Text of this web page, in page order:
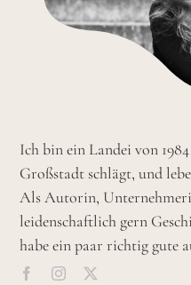
Ich bin ein Landei von
Großstadt schlägt, und
Als Autorin,
leidenschaftlich gern
habe ein paar richtig gute